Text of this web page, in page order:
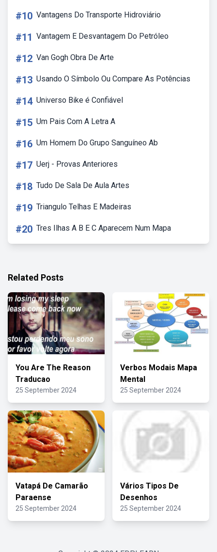
#10 Vantagens Do Transporte Hidroviário
#11 Vantagem E Desvantagem Do Petróleo
#12 Van Gogh Obra De Arte
#13 Usando O Símbolo Ou Compare As Potências
#14 Universo Bike é Confiável
#15 Um Pais Com A Letra A
#16 Um Homem Do Grupo Sanguíneo Ab
#17 Uerj - Provas Anteriores
#18 Tudo De Sala De Aula Artes
#19 Triangulo Telhas E Madeiras
#20 Tres Ilhas A B E C Aparecem Num Mapa
Related Posts
You Are The Reason
Traducao
25 September 2024
Verbos Modais Mapa
Mental
25 September 2024
Vatapá De Camarão
Paraense
25 September 2024
Vários Tipos De
Desenhos
25 September 2024